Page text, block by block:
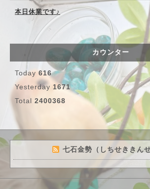
本日休業です♪
カウンター
Today 616
Yesterday 1671
Total 2400368
七石金勢（しちせききん